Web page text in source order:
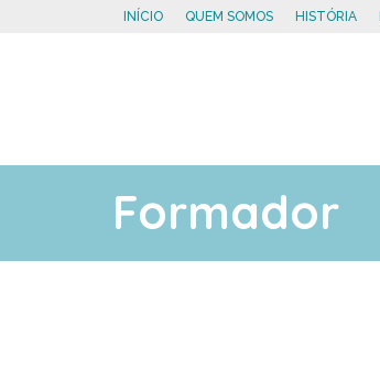
INÍCIO QUEM SOMOS HISTÓRIA
Formador